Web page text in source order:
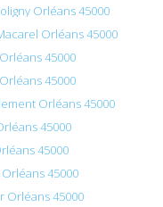
Orléans 45000
Orléans 45000
45000
45000
Orléans 45000
45000
45000
45000
Orléans 45000